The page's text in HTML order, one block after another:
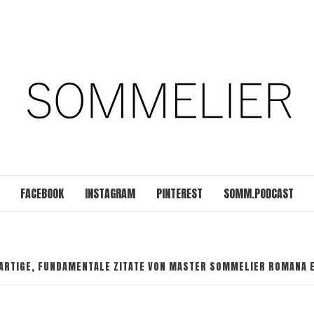
FACEBOOK INSTAGRAM PINTEREST SOMM.PODCAST
FUNDAMENTALE ZITATE VON MASTER SOMMELIER ROMANA